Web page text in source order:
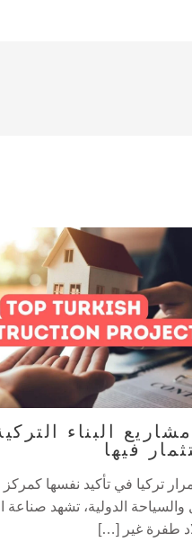
البناء
فيها
تركيا في تأكيد نفسها كمركز
والسياحة الدولية، تشهد صناعة
طفرة غير […]